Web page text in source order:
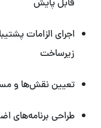
قابل پایش
اجرای الزامات
زیرساخت
تعیین نقش‌ها و
طراحی برنامه‌های